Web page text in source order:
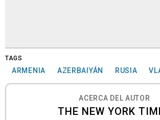
TAGS
ARMENIA AZERBAIYÁN RUSIA
ACERCA DEL AUTOR
THE NEW YORK